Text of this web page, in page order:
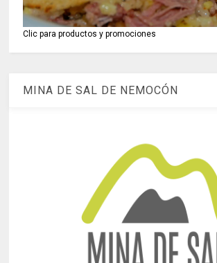
Clic para productos y promociones
MINA DE SAL DE NEMOCÓN